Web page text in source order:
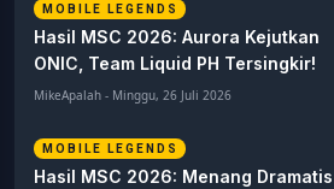
MOBILE LEGENDS
Hasil MSC 2026: Aurora Kejutkan
ONIC, Team Liquid PH Tersingkir!
MikeApalah - Minggu, 26 Juli 2026
MOBILE LEGENDS
Hasil MSC 2026: Menang Dramatis